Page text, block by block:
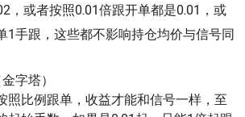
，或者按照0.01倍跟开单都是0.01，或
1手跟，这些都不影响持仓均价与信号同
字塔）
照比例跟单，收益才能和信号一样，至